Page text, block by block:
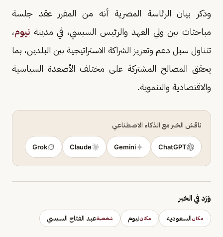
وذكر بيان الرئاسة المصرية أنه من المقرر عقد جلسة
مباحثات بين ولي العهد والرئيس السيسي، في مدينة نيوم،
تتناول سبل دعم وتعزيز الشراكة الاستراتيجية بين البلدين، بما
يحقق المصالح المشتركة على مختلف الأصعدة السياسية
والاقتصادية والتنموية.
ناقش الخبر مع الذكاء الاصطناعي
ChatGPT
Gemini
Claude
Grok
وَرَد في الخبر
مكانالسعودية مكاننيوم شخصيةعبد الفتاح السيسي